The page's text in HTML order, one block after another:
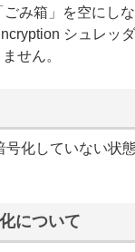
み箱」を空にし
シュレッ
せん。
化していない状
について